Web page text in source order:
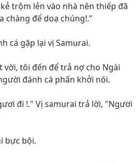
trộm lẻn vào nhà nên thiếp đã
chàng để doạ chúng!.”
cá gặp lại vị Samurai.
tôi đến để trả nợ cho Ngài
đánh cá phấn khởi nói.
đi !." Vị samurai trả lời, "Ngươi
bực bội.